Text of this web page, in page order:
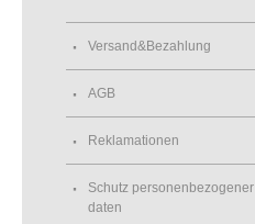
Versand&Bezahlung
AGB
Reklamationen
Schutz personenbezogener
daten